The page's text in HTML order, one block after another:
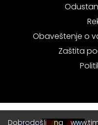
Obaveštenje o
Zaštita
Dobrodošli na